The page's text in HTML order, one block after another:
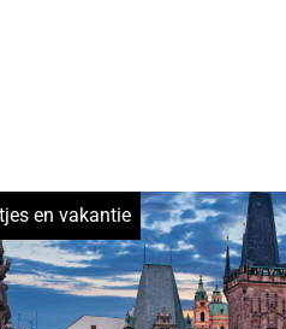
en vakantie